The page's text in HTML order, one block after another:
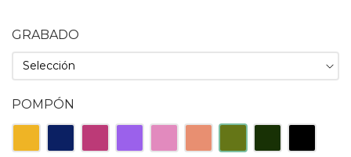
GRABADO
POMPÓN
AmarilloAzul
Oscuro
Fucsia
Verde
Claro
Verde
Oscuro
Negro